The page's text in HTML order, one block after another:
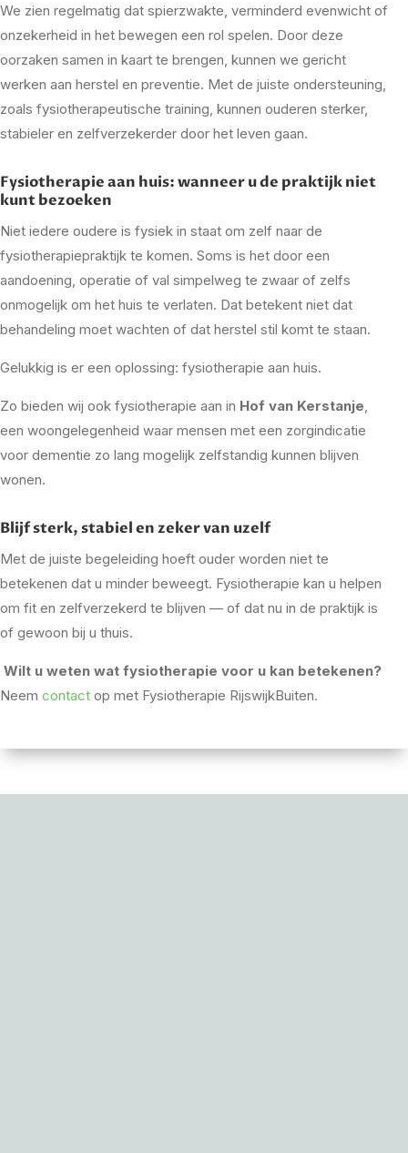
We zien regelmatig dat spierzwakte, verminderd evenwicht of
onzekerheid in het bewegen een rol spelen. Door deze
oorzaken samen in kaart te brengen, kunnen we gericht
werken aan herstel en preventie. Met de juiste ondersteuning,
zoals fysiotherapeutische training, kunnen ouderen sterker,
stabieler en zelfverzekerder door het leven gaan.
Fysiotherapie aan huis: wanneer u de praktijk niet
kunt bezoeken
Niet iedere oudere is fysiek in staat om zelf naar de
fysiotherapiepraktijk te komen. Soms is het door een
aandoening, operatie of val simpelweg te zwaar of zelfs
onmogelijk om het huis te verlaten. Dat betekent niet dat
behandeling moet wachten of dat herstel stil komt te staan.
Gelukkig is er een oplossing: fysiotherapie aan huis.
Zo bieden wij ook fysiotherapie aan in Hof van Kerstanje
een woongelegenheid waar mensen met een zorgindicatie
voor dementie zo lang mogelijk zelfstandig kunnen blijven
wonen.
Blijf sterk, stabiel en zeker van uzelf
Met de juiste begeleiding hoeft ouder worden niet te
betekenen dat u minder beweegt. Fysiotherapie kan u helpen
om fit en zelfverzekerd te blijven — of dat nu in de praktijk is
of gewoon bij u thuis.
Wilt u weten wat fysiotherapie voor u kan betekenen?
Neem contact op met Fysiotherapie RijswijkBuiten.